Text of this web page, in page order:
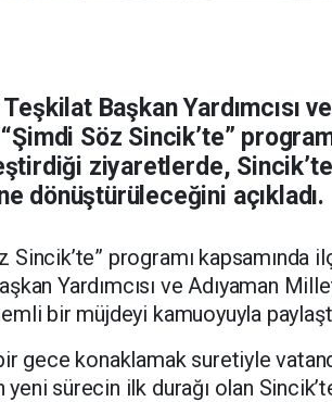
Başkan Yardımcısı
Söz Sincik’te”
ziyaretlerde,
dönüştürüleceğini açıkladı.
Sincik’te” programı kapsamında
Yardımcısı ve Adıyaman
bir müjdeyi kamuoyuyla
gece konaklamak suretiyle
yeni sürecin ilk durağı olan